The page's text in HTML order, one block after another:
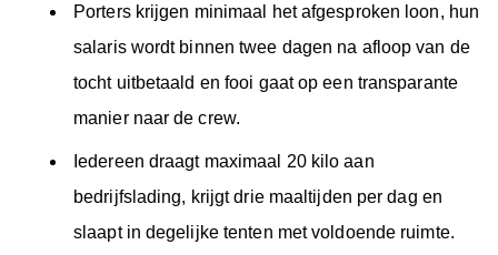
Porters krijgen minimaal het afgesproken loon, hun
salaris wordt binnen twee dagen na afloop van de
tocht uitbetaald en fooi gaat op een transparante
manier naar de crew.
Iedereen draagt maximaal 20 kilo aan
bedrijfslading, krijgt drie maaltijden per dag en
slaapt in degelijke tenten met voldoende ruimte.